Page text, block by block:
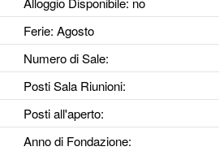
Ferie: Agosto
Numero di Sale:
Posti Sala Riunioni:
Posti all'aperto:
Anno di Fondazione: